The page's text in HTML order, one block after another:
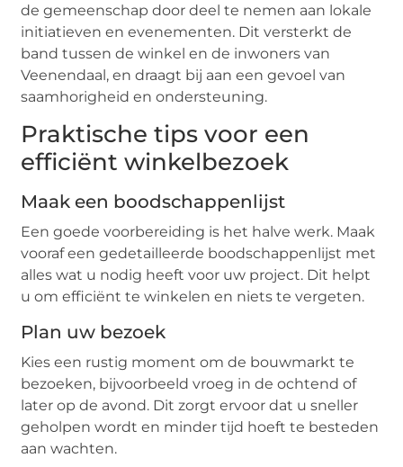
de gemeenschap door deel te nemen aan lokale
initiatieven en evenementen. Dit versterkt de
band tussen de winkel en de inwoners van
Veenendaal, en draagt bij aan een gevoel van
saamhorigheid en ondersteuning.
Praktische tips voor een
efficiënt winkelbezoek
Maak een boodschappenlijst
Een goede voorbereiding is het halve werk. Maak
vooraf een gedetailleerde boodschappenlijst met
alles wat u nodig heeft voor uw project. Dit helpt
u om efficiënt te winkelen en niets te vergeten.
Plan uw bezoek
Kies een rustig moment om de bouwmarkt te
bezoeken, bijvoorbeeld vroeg in de ochtend of
later op de avond. Dit zorgt ervoor dat u sneller
geholpen wordt en minder tijd hoeft te besteden
aan wachten.